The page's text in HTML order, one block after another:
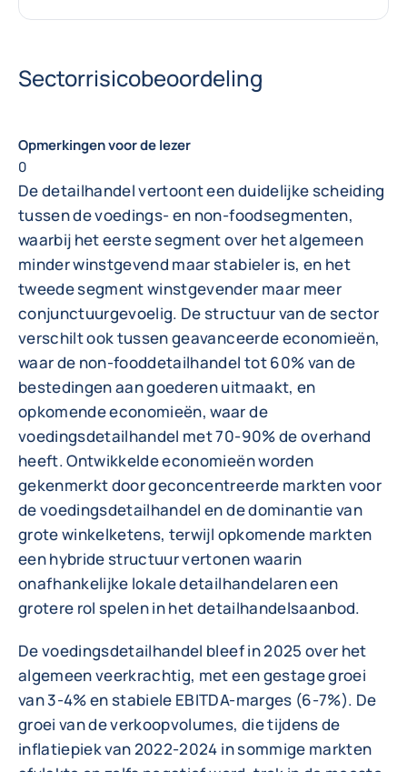
Sectorrisicobeoordeling
Opmerkingen voor de lezer
0
De detailhandel vertoont een duidelijke scheiding
tussen de voedings- en non-foodsegmenten,
waarbij het eerste segment over het algemeen
minder winstgevend maar stabieler is, en het
tweede segment winstgevender maar meer
conjunctuurgevoelig. De structuur van de sector
verschilt ook tussen geavanceerde economieën,
waar de non-fooddetailhandel tot 60% van de
bestedingen aan goederen uitmaakt, en
opkomende economieën, waar de
voedingsdetailhandel met 70-90% de overhand
heeft. Ontwikkelde economieën worden
gekenmerkt door geconcentreerde markten voor
de voedingsdetailhandel en de dominantie van
grote winkelketens, terwijl opkomende markten
een hybride structuur vertonen waarin
onafhankelijke lokale detailhandelaren een
grotere rol spelen in het detailhandelsaanbod.
De voedingsdetailhandel bleef in 2025 over het
algemeen veerkrachtig, met een gestage groei
van 3-4% en stabiele EBITDA-marges (6-7%). De
groei van de verkoopvolumes, die tijdens de
inflatiepiek van 2022-2024 in sommige markten